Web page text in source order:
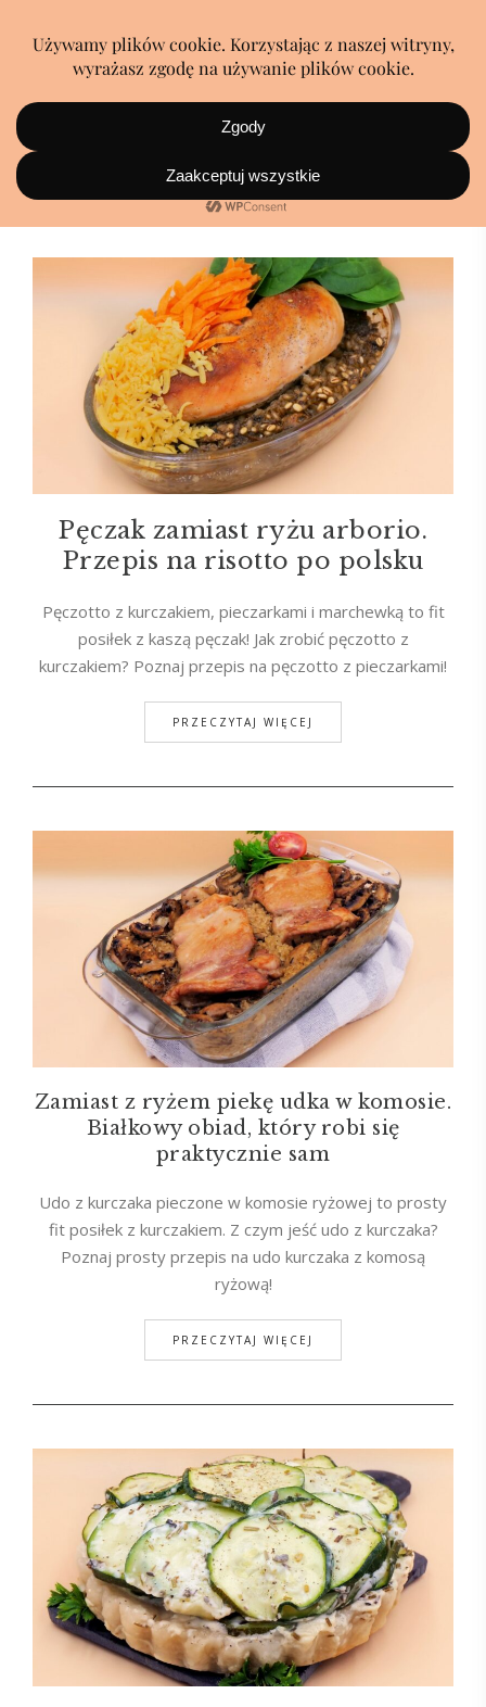
zioła prowansalskie
Pęczak zamiast ryżu arborio.
Przepis na risotto po polsku
Pęczotto z kurczakiem, pieczarkami i marchewką to fit
posiłek z kaszą pęczak! Jak zrobić pęczotto z
kurczakiem? Poznaj przepis na pęczotto z pieczarkami!
PRZECZYTAJ WIĘCEJ
Zamiast z ryżem piekę udka w komosie.
Białkowy obiad, który robi się
praktycznie sam
Udo z kurczaka pieczone w komosie ryżowej to prosty
fit posiłek z kurczakiem. Z czym jeść udo z kurczaka?
Poznaj prosty przepis na udo kurczaka z komosą
ryżową!
PRZECZYTAJ WIĘCEJ